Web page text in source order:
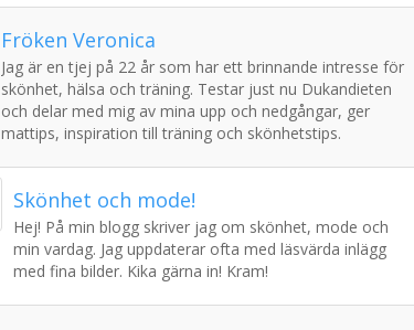
Fröken Veronica
Jag är en tjej på 22 år som har ett brinnande intresse för
skönhet, hälsa och träning. Testar just nu Dukandieten
och delar med mig av mina upp och nedgångar, ger
mattips, inspiration till träning och skönhetstips.
Skönhet och mode!
Hej! På min blogg skriver jag om skönhet, mode och
min vardag. Jag uppdaterar ofta med läsvärda inlägg
med fina bilder. Kika gärna in! Kram!